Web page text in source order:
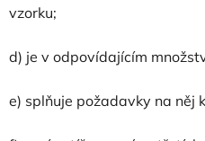
vzorku;
d) je v odpovídajícím
e) splňuje požadavky na něj